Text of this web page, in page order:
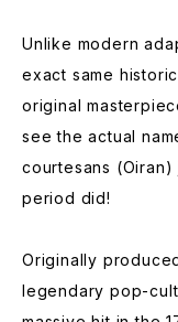
Unlike modern
exact same
original
see the actual
courtesans
period did!
Originally
legendary pop-